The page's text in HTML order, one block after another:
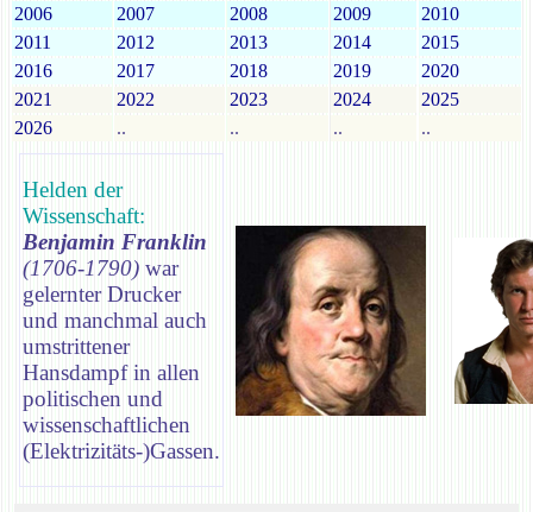
2006 2007 2008 2009
2010
2011
2012 2013 2014
2015
2016
2017 2018 2019
2020
2021
2022 2023 2024
2025
2026
.. .. .. ..
Helden der
Wissenschaft:
Benjamin Franklin
(1706-1790) war
gelernter Drucker
und manchmal auch
umstrittener
Hansdampf in allen
politischen und
wissenschaftlichen
(Elektrizitäts-)Gassen.